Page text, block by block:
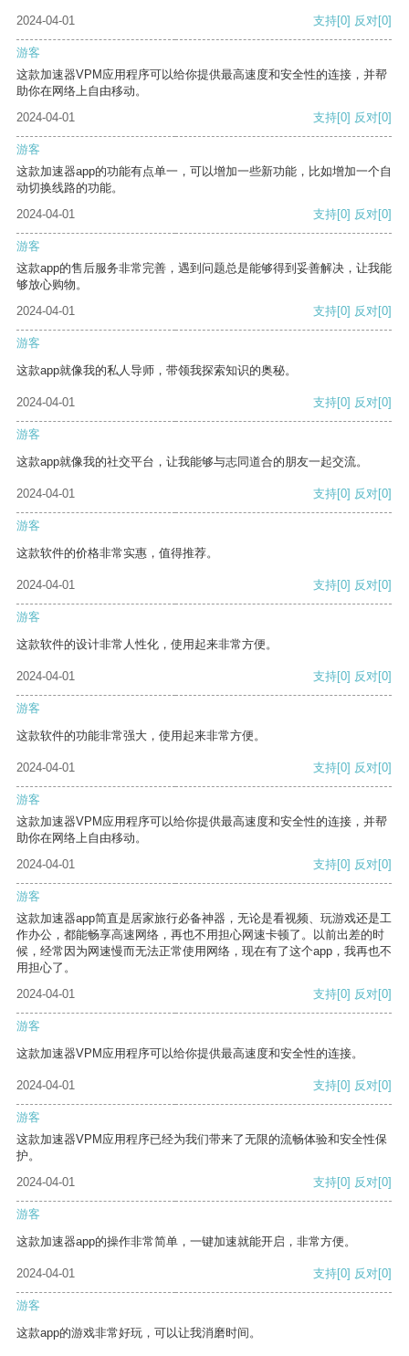
2024-04-01
支持[0] 反对[0]
游客
这款加速器VPM应用程序可以给你提供最高速度和安全性的连接，并帮
助你在网络上自由移动。
2024-04-01
支持[0] 反对[0]
游客
这款加速器app的功能有点单一，可以增加一些新功能，比如增加一个自
动切换线路的功能。
2024-04-01
支持[0] 反对[0]
游客
这款app的售后服务非常完善，遇到问题总是能够得到妥善解决，让我能
够放心购物。
2024-04-01
支持[0] 反对[0]
游客
这款app就像我的私人导师，带领我探索知识的奥秘。
2024-04-01 支持[0] 反对[0]
游客
这款app就像我的社交平台，让我能够与志同道合的朋友一起交流。
2024-04-01 支持[0] 反对[0]
游客
这款软件的价格非常实惠，值得推荐。
2024-04-01 支持[0] 反对[0]
游客
这款软件的设计非常人性化，使用起来非常方便。
2024-04-01 支持[0] 反对[0]
游客
这款软件的功能非常强大，使用起来非常方便。
2024-04-01 支持[0] 反对[0]
游客
这款加速器VPM应用程序可以给你提供最高速度和安全性的连接，并帮
助你在网络上自由移动。
2024-04-01
支持[0] 反对[0]
游客
这款加速器app简直是居家旅行必备神器，无论是看视频、玩游戏还是工
作办公，都能畅享高速网络，再也不用担心网速卡顿了。以前出差的时
候，经常因为网速慢而无法正常使用网络，现在有了这个app，我再也不
用担心了。
2024-04-01
支持[0] 反对[0]
游客
这款加速器VPM应用程序可以给你提供最高速度和安全性的连接。
2024-04-01 支持[0] 反对[0]
游客
这款加速器VPM应用程序已经为我们带来了无限的流畅体验和安全性保
护。
2024-04-01
支持[0] 反对[0]
游客
这款加速器app的操作非常简单，一键加速就能开启，非常方便。
2024-04-01 支持[0] 反对[0]
游客
这款app的游戏非常好玩，可以让我消磨时间。